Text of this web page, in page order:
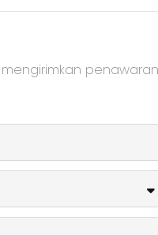
penawaran